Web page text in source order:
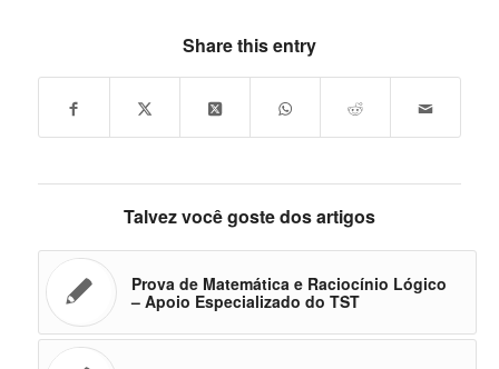
Share this entry
Talvez você goste dos artigos
Prova de Matemática e Raciocínio Lógico
– Apoio Especializado do TST